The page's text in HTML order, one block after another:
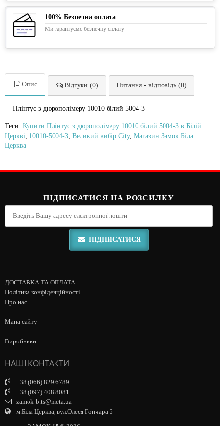
100% Безпечна оплата
Ми гарантуємо безпечну оплату
Опис Відгуки (0) Питання - відповідь (0)
Плінтус з дюрополімеру 10010 білий 5004-3
Теги: Купити Плінтус з дюрополімеру 10010 білий 5004-3 в Білій
Церкві
10010-5004-3 Великий вибір City, Магазин Замок Біла
Церква
ПІДПИСАТИСЯ НА РОЗСИЛКУ
ПІДПИСАТИСЯ
ДОСТАВКА ТА ОПЛАТА
Політика конфіденційності
Про нас
Мапа сайту
Виробники
НАШІ КОНТАКТИ
+38 (066) 829 6789
+38 (097) 408 8081
zamok-b.ts@meta.ua
м.Біла Церква, вул.Олеся Гончара 6